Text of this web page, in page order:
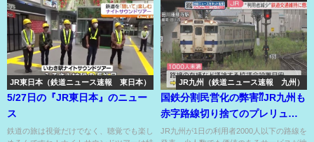
JR東日本（鉄道ニュース速報 東日本）
5/27日の『JR東日本』のニュー
ス
鉄道の旅は視覚だけでなく、聴覚でも楽し
JR九州（鉄道ニュース速報 九州）
国鉄分割民営化の弊害⁇JR九州も
赤字路線切り捨てのプレリュー
ド⁇
JR九州が1日の利用者2000人以下の路線を